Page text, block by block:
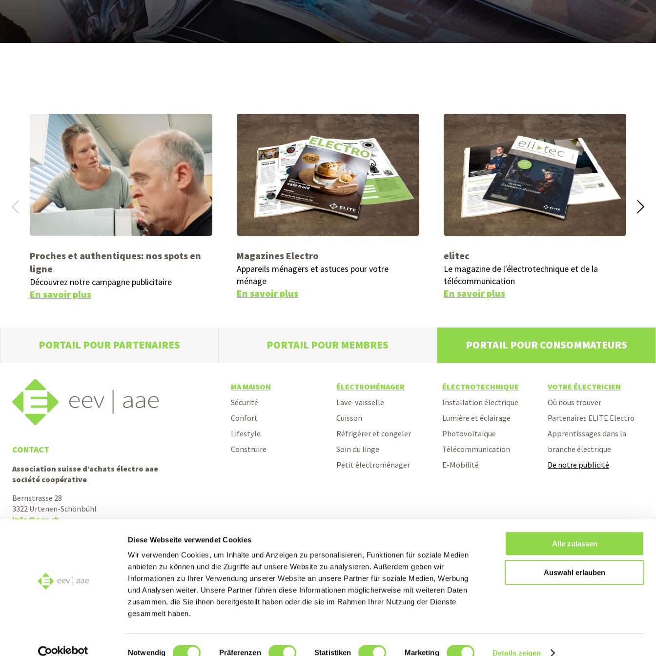
Diese Webseite verwendet Cookies
Wir verwenden Cookies, um Inhalte und Anzeigen zu personalisieren, Funktionen für soziale Medien
anbieten zu können und die Zugriffe auf unsere Website zu analysieren. Außerdem geben wir
Informationen zu Ihrer Verwendung unserer Website an unsere Partner für soziale Medien, Werbung
und Analysen weiter. Unsere Partner führen diese Informationen möglicherweise mit weiteren Daten
zusammen, die Sie ihnen bereitgestellt haben oder die sie im Rahmen Ihrer Nutzung der Dienste
gesammelt haben.
Einwilligungsauswahl
Notwendig Präferenzen Statistiken Marketing Details zeigen
Alle zulassen
Auswahl erlauben
Proches et authentiques: nos spots en
ligne
Découvrez notre campagne publicitaire
En savoir plus
Magazines Electro
Appareils ménagers et astuces pour votre
ménage
En savoir plus
elitec
Le magazine de l'électrotechnique et de la
télécommunication
En savoir plus
PORTAIL POUR PARTENAIRES PORTAIL POUR MEMBRES PORTAIL POUR CONSOMMATEURS
CONTACT
Association suisse d’achats électro aae
société coopérative
Bernstrasse 28
3322 Urtenen-Schönbühl
info@eev.ch
+41 31 380 10 10
MA MAISON
Sécurité
Confort
Lifestyle
Construire
ÉLECTROMÉNAGER
Lave-vaisselle
Cuisson
Réfrigérer et congeler
Soin du linge
Petit électroménager
ÉLECTROTECHNIQUE
Installation électrique
Lumière et éclairage
Photovoltaïque
Télécommunication
E-Mobilité
VOTRE ÉLECTRICIEN
Où nous trouver
Partenaires ELITE Electro
Apprentissages dans la
branche électrique
De notre publicité
Suivez nous sur: